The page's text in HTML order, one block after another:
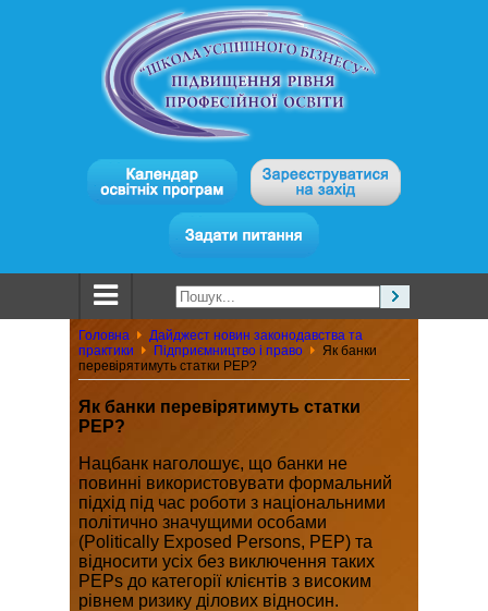
Головна
Дайджест новин законодавства та
практики
Підприємництво і право
Як банки
перевірятимуть статки РЕР?
Як банки перевірятимуть статки
РЕР?
Нацбанк наголошує, що банки не
повинні використовувати формальний
підхід під час роботи з національними
політично значущими особами
(Politically Exposed Persons, PEP) та
відносити усіх без виключення таких
PEPs до категорії клієнтів з високим
рівнем ризику ділових відносин.